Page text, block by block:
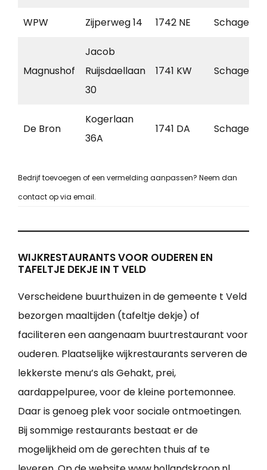
WPW Zijperweg 14 1742 NE Schagen
Magnushof
Jacob
Ruijsdaellaan
30
1741 KW Schagen
De Bron
Kogerlaan
36A
1741 DA Schagen
Bedrijf toevoegen of een vermelding aanpassen? Neem dan
contact op via email.
WIJKRESTAURANTS VOOR OUDEREN EN
TAFELTJE DEKJE IN T VELD
Verscheidene buurthuizen in de gemeente t Veld
bezorgen maaltijden (tafeltje dekje) of
faciliteren een aangenaam buurtrestaurant voor
ouderen. Plaatselijke wijkrestaurants serveren de
lekkerste menu’s als Gehakt, prei,
aardappelpuree, voor de kleine portemonnee.
Daar is genoeg plek voor sociale ontmoetingen.
Bij sommige restaurants bestaat er de
mogelijkheid om de gerechten thuis af te